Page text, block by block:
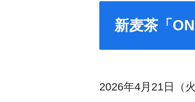
新麦茶「
2026年4月21日（火